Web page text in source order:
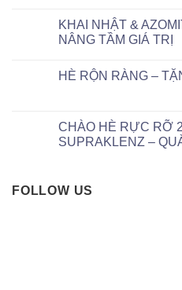
KHAI NHẬT &
NÂNG TẦM GIÁ TRỊ
HÈ RỘN RÀNG –
CHÀO HÈ RỰC RỠ
SUPRAKLENZ –
FOLLOW US